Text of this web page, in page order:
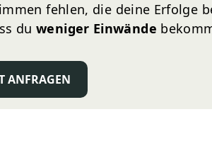
fehlen, die deine Erfolge
duweniger Einwände
ANFRAGEN